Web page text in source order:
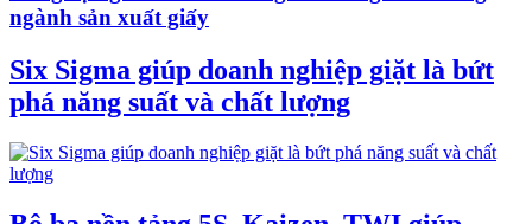
ngành sản xuất giấy
Six Sigma giúp doanh nghiệp giặt là bứt
phá năng suất và chất lượng